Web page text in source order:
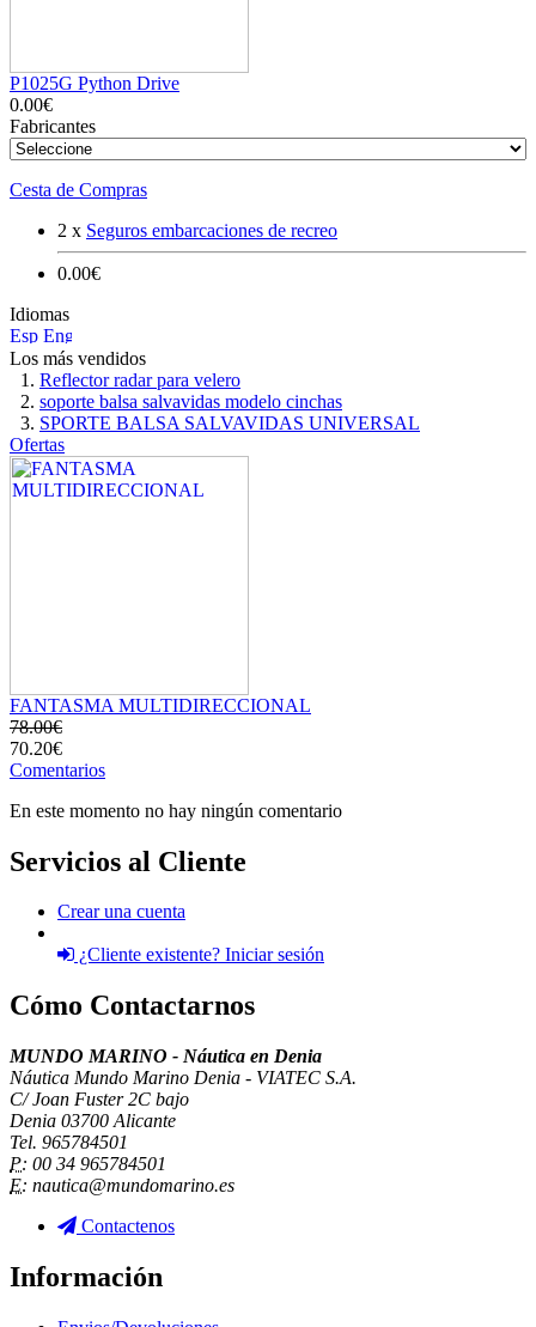
P1025G Python Drive
0.00€
Fabricantes
Cesta de Compras
2 x Seguros embarcaciones de recreo
0.00€
Idiomas
Los más vendidos
Reflector radar para velero
soporte balsa salvavidas modelo cinchas
SPORTE BALSA SALVAVIDAS UNIVERSAL
Ofertas
FANTASMA MULTIDIRECCIONAL
78.00€
70.20€
Comentarios
En este momento no hay ningún comentario
Servicios al Cliente
Crear una cuenta
¿Cliente existente? Iniciar sesión
Cómo Contactarnos
MUNDO MARINO - Náutica en Denia
Náutica Mundo Marino Denia - VIATEC S.A.
C/ Joan Fuster 2C bajo
Denia 03700 Alicante
Tel. 965784501
P: 00 34 965784501
E: nautica@mundomarino.es
Contactenos
Información